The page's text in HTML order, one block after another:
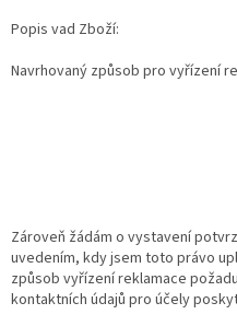
Popis vad Zboží:
Navrhovaný způsob pro vyřízení
Zároveň žádám o vystavení
uvedením, kdy jsem toto právo
způsob vyřízení reklamace
kontaktních údajů pro účely